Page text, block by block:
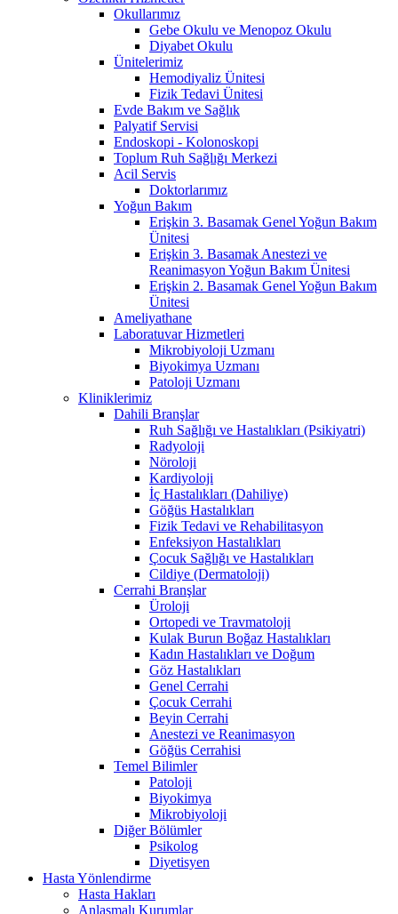
Okullarımız
Gebe Okulu ve Menopoz Okulu
Diyabet Okulu
Ünitelerimiz
Hemodiyaliz Ünitesi
Fizik Tedavi Ünitesi
Evde Bakım ve Sağlık
Palyatif Servisi
Endoskopi - Kolonoskopi
Toplum Ruh Sağlığı Merkezi
Acil Servis
Doktorlarımız
Yoğun Bakım
Erişkin 3. Basamak Genel Yoğun Bakım
Ünitesi
Erişkin 3. Basamak Anestezi ve
Reanimasyon Yoğun Bakım Ünitesi
Erişkin 2. Basamak Genel Yoğun Bakım
Ünitesi
Ameliyathane
Laboratuvar Hizmetleri
Mikrobiyoloji Uzmanı
Biyokimya Uzmanı
Patoloji Uzmanı
Kliniklerimiz
Dahili Branşlar
Ruh Sağlığı ve Hastalıkları (Psikiyatri)
Radyoloji
Nöroloji
Kardiyoloji
İç Hastalıkları (Dahiliye)
Göğüs Hastalıkları
Fizik Tedavi ve Rehabilitasyon
Enfeksiyon Hastalıkları
Çocuk Sağlığı ve Hastalıkları
Cildiye (Dermatoloji)
Cerrahi Branşlar
Üroloji
Ortopedi ve Travmatoloji
Kulak Burun Boğaz Hastalıkları
Kadın Hastalıkları ve Doğum
Göz Hastalıkları
Genel Cerrahi
Çocuk Cerrahi
Beyin Cerrahi
Anestezi ve Reanimasyon
Göğüs Cerrahisi
Temel Bilimler
Patoloji
Biyokimya
Mikrobiyoloji
Diğer Bölümler
Psikolog
Diyetisyen
Hasta Yönlendirme
Hasta Hakları
Anlaşmalı Kurumlar